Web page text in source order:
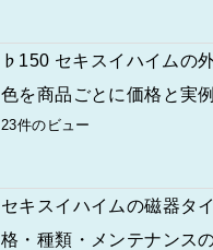
♭150 セキスイハイムの
色を商品ごとに価格と実
23件のビュー
セキスイハイムの磁器タ
格・種類・メンテナンス